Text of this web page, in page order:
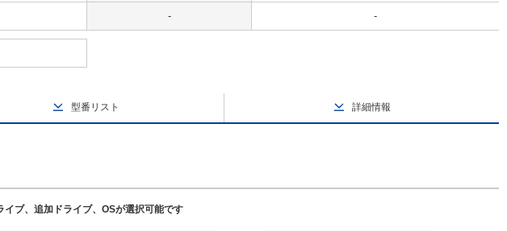
- -
型番リスト 詳細情報
ブ、追加ドライブ、OSが選択可能です